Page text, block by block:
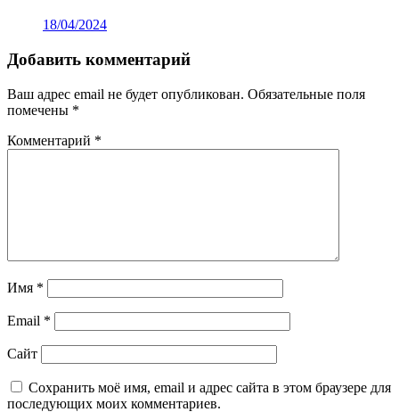
18/04/2024
Добавить комментарий
Ваш адрес email не будет опубликован. Обязательные поля
помечены *
Комментарий *
Имя *
Email *
Сайт
Сохранить моё имя, email и адрес сайта в этом браузере для
последующих моих комментариев.